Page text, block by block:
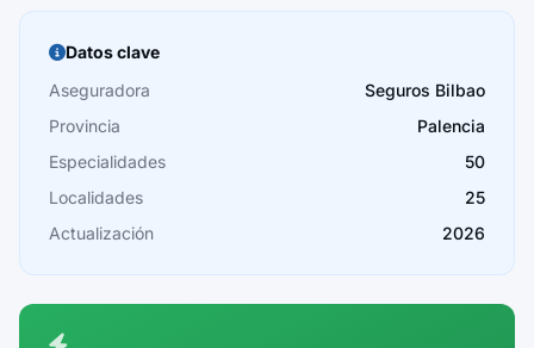
Burgos
Cáceres
Cádiz
Cantabria
Castellón
Datos clave
Aseguradora
Seguros Bilbao
Provincia
Palencia
Especialidades
50
Localidades
25
Actualización
2026